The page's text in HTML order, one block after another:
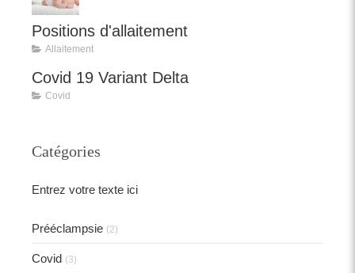
Positions d'allaitement
Allaitement
Covid 19 Variant Delta
Covid
Catégories
Entrez votre texte ici
Prééclampsie (2)
Covid (3)